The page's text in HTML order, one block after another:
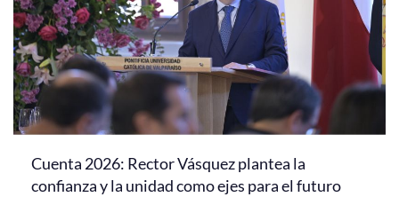
Cuenta 2026: Rector Vásquez plantea la
confianza y la unidad como ejes para el futuro